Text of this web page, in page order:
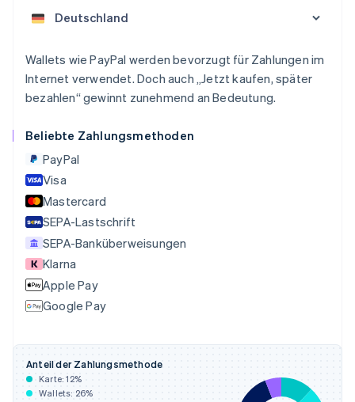
Wallets wie PayPal werden bevorzugt für Zahlungen im
Internet verwendet. Doch auch „Jetzt kaufen, später
bezahlen“ gewinnt zunehmend an Bedeutung.
Beliebte Zahlungsmethoden
PayPal
Visa
Mastercard
SEPA-Lastschrift
SEPA-Banküberweisungen
Klarna
Apple Pay
Google Pay
Anteil der Zahlungsmethode
Karte:12%
Wallets: 26%
Brasilien
English
Dänemark
English
Estland
English
Festlandchina
Finnland
English Svenska
Frankreich
Gibraltar
English
Griechenland
English
Irland
English